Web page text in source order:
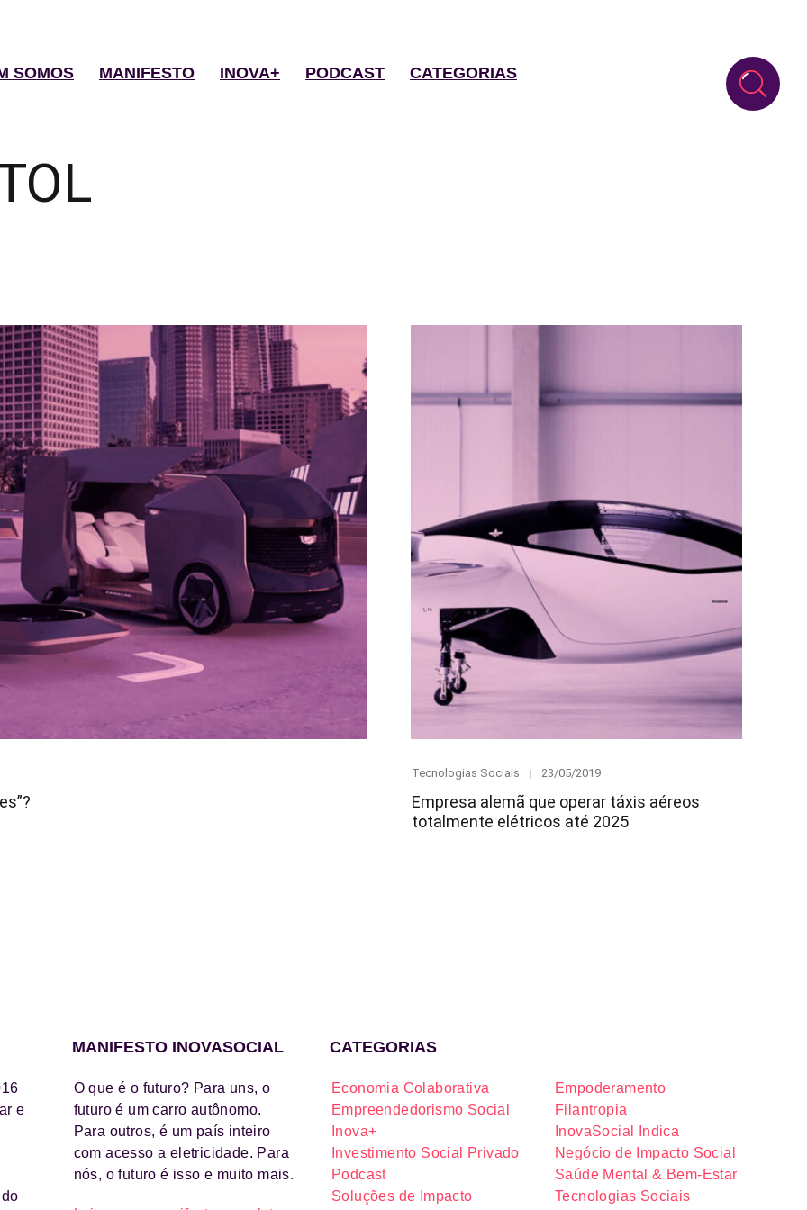
SOMOS MANIFESTO INOVA+ PODCAST CATEGORIAS
Category
Tecnologias Sociais
Posted
23/05/2019
Empresa alemã que operar táxis aéreos
totalmente elétricos até 2025
e
MANIFESTO INOVASOCIAL
O que é o futuro? Para uns, o
futuro é um carro autônomo.
Para outros, é um país inteiro
com acesso a eletricidade. Para
nós, o futuro é isso e muito mais.
CATEGORIAS
Economia Colaborativa
Empoderamento
Empreendedorismo Social
Filantropia
Inova+
InovaSocial Indica
Investimento Social Privado
Negócio de Impacto Social
Podcast
Saúde Mental & Bem-Estar
Soluções de Impacto
Tecnologias Sociais